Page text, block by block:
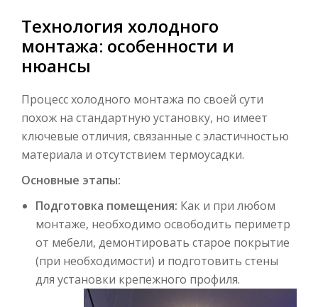
Технология холодного
монтажа: особенности и
нюансы
Процесс холодного монтажа по своей сути
похож на стандартную установку, но имеет
ключевые отличия, связанные с эластичностью
материала и отсутствием термоусадки.
Основные этапы:
Подготовка помещения: Как и при любом
монтаже, необходимо освободить периметр
от мебели, демонтировать старое покрытие
(при необходимости) и подготовить стены
для установки крепежного профиля.